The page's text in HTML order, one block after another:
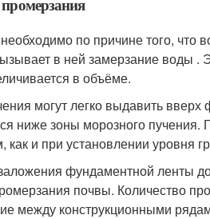
по причине того, что
в ней замерзание воды .
в объёме.
могут легко выдавить
ниже зоны морозного
как и при установлении уровня
фундаментной ленты
почвы. Количество
между конструкционными